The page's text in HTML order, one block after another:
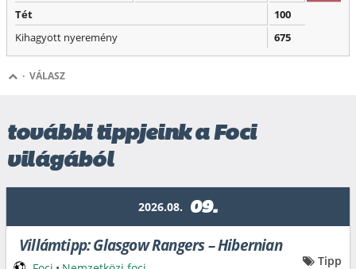
Tét
100
Kihagyott nyeremény
675
· VÁLASZ
további tippjeink a Foci
világából
2026.08. 09.
Villámtipp: Glasgow Rangers – Hibernian
Tipp